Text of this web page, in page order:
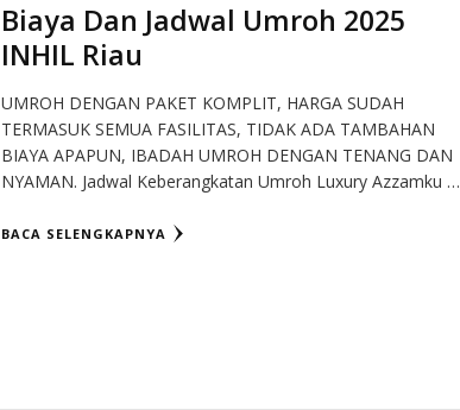
Biaya Dan Jadwal Umroh 2025
INHIL Riau
UMROH DENGAN PAKET KOMPLIT, HARGA SUDAH
TERMASUK SEMUA FASILITAS, TIDAK ADA TAMBAHAN
BIAYA APAPUN, IBADAH UMROH DENGAN TENANG DAN
NYAMAN. Jadwal Keberangkatan Umroh Luxury Azzamku …
BACA SELENGKAPNYA